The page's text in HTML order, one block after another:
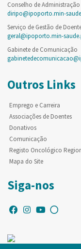
Conselho de Administração
diripo@ipoporto.min-
Serviço de Gestão de
geral@ipoporto.min-
Gabinete de Comunicação
Outros Links
Emprego e Carreira
Associações de Doentes
Donativos
Comunicação
Registo Oncológico
Mapa do Site
Siga-nos